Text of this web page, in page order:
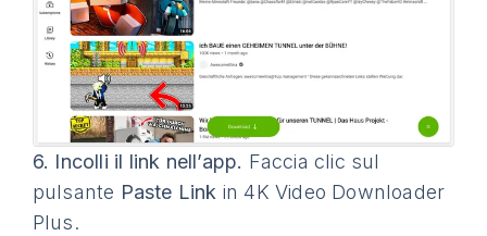
6. Incolli il link nell’app. Faccia clic sul
pulsante Paste Link in 4K Video Downloader
Plus.